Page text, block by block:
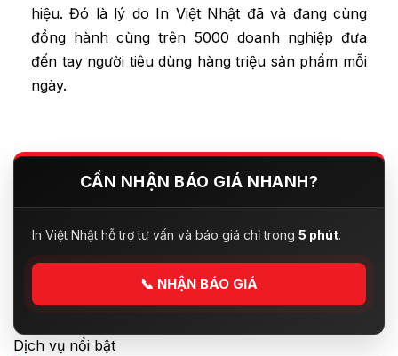
hiệu. Đó là lý do In Việt Nhật đã và đang cùng
đồng hành cùng trên 5000 doanh nghiệp đưa
đến tay người tiêu dùng hàng triệu sản phẩm mỗi
ngày.
CẦN NHẬN BÁO GIÁ NHANH?
In Việt Nhật hỗ trợ tư vấn và báo giá chỉ trong 5 phút.
📞 NHẬN BÁO GIÁ
Dịch vụ nổi bật